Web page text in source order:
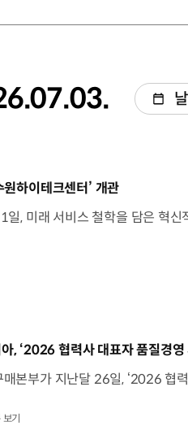
원하이테크센터’ 개관
, ‘2026 협력사 대표자 품질경영
기